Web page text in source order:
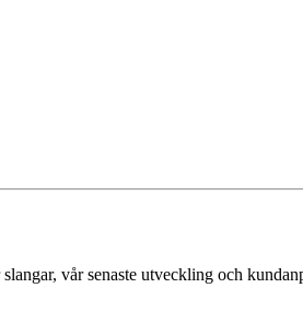
vår senaste utveckling och